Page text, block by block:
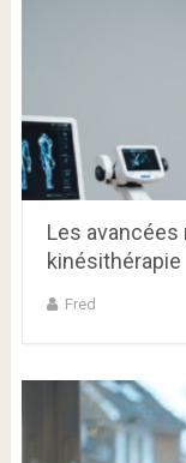
Les avancées
kinésithérapie
Fred